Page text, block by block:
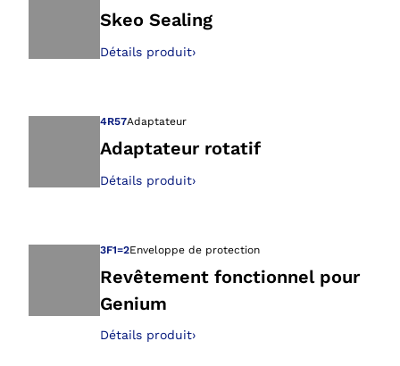
Skeo Sealing
Détails produit›
4R57Adaptateur
Adaptateur rotatif
Détails produit›
Ouvre l’image
3F1=2Enveloppe de protection
Revêtement fonctionnel pour
Genium
Détails produit›